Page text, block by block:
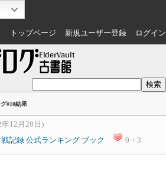
トップページ 新規ユーザー登録 ログイン
#10結果
年12月28日)
記録 公式ランキング ブック
0 + 3